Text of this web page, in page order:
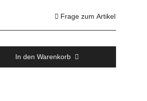
Frage zum Artikel
In den Warenkorb